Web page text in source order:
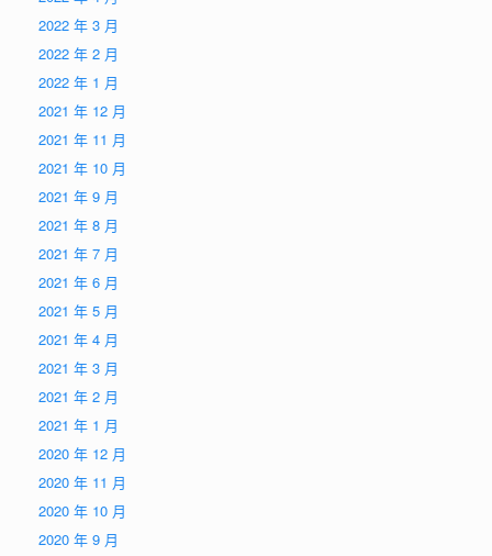
2022 年 3 月
2022 年 2 月
2022 年 1 月
2021 年 12 月
2021 年 11 月
2021 年 10 月
2021 年 9 月
2021 年 8 月
2021 年 7 月
2021 年 6 月
2021 年 5 月
2021 年 4 月
2021 年 3 月
2021 年 2 月
2021 年 1 月
2020 年 12 月
2020 年 11 月
2020 年 10 月
2020 年 9 月